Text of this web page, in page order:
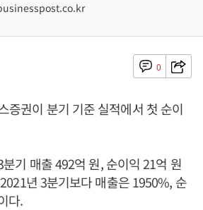
0
증권이 분기 기준 실적에서 첫 순이
기 매출 492억 원, 순이익 21억 원
년 3분기보다 매출은 1950%, 순
다.